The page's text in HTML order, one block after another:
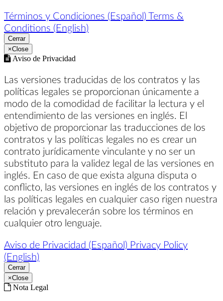
Términos y Condiciones (Español) Terms &
Conditions (English)
Cerrar
×Close
Aviso de Privacidad
Las versiones traducidas de los contratos y las
políticas legales se proporcionan únicamente a
modo de la comodidad de facilitar la lectura y el
entendimiento de las versiones en inglés. El
objetivo de proporcionar las traducciones de los
contratos y las políticas legales no es crear un
contrato jurídicamente vinculante y no ser un
substituto para la validez legal de las versiones en
inglés. En caso de que exista alguna disputa o
conflicto, las versiones en inglés de los contratos y
las políticas legales en cualquier caso rigen nuestra
relación y prevalecerán sobre los términos en
cualquier otro lenguaje.
Aviso de Privacidad (Español) Privacy Policy
(English)
Cerrar
×Close
Nota Legal